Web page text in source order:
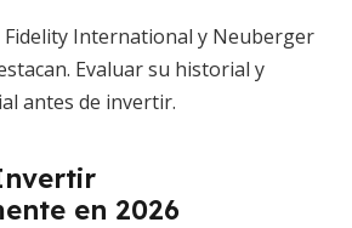
Fidelity International y Neuberger
Evaluar su historial y
antes de invertir.
en 2026